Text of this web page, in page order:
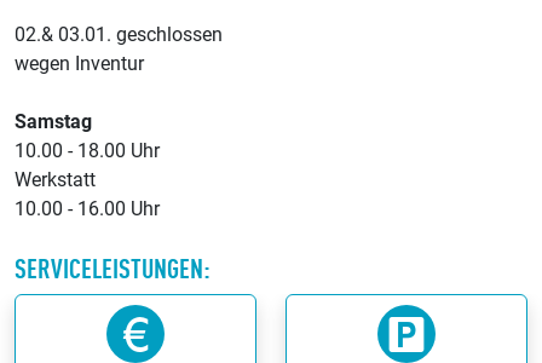
02.& 03.01. geschlossen
wegen Inventur
Samstag
10.00 - 18.00 Uhr
Werkstatt
10.00 - 16.00 Uhr
SERVICELEISTUNGEN: